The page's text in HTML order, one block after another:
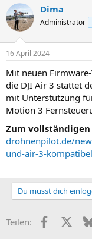
s
t
e
e
r
s
t
e
l
t
a
m
Dima
Administrator
16 April 2024
Mit neuen
die DJI Air 3 stattet
mit Unterstützung
Motion 3
Zum
drohnenpilot.de/
und-air-3-
Du musst dich
Teilen: Facebook